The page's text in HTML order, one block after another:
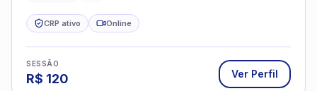
CRP ativo Online
SESSÃO
R$ 120 Ver Perfil